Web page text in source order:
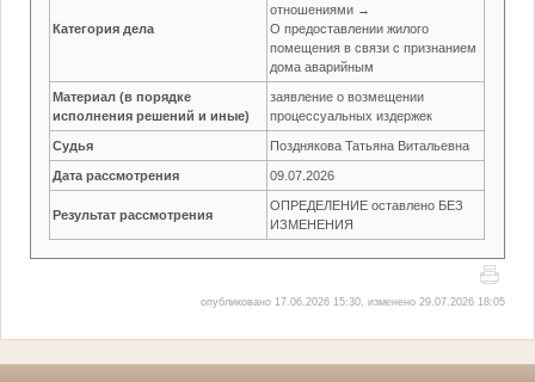
Категория дела
отношениями →
О предоставлении жилого
помещения в связи с признанием
дома аварийным
Материал (в порядке
исполнения решений и иные)
заявление о возмещении
процессуальных издержек
Судья Позднякова Татьяна Витальевна
Дата рассмотрения 09.07.2026
Результат рассмотрения
ОПРЕДЕЛЕНИЕ оставлено БЕЗ
ИЗМЕНЕНИЯ
опубликовано 17.06.2026 15:30, изменено 29.07.2026 18:05